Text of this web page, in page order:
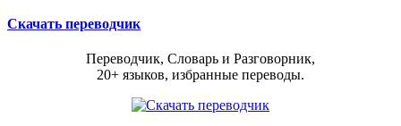
Скачать переводчик
Переводчик, Словарь и Разговорник,
20+ языков, избранные переводы.